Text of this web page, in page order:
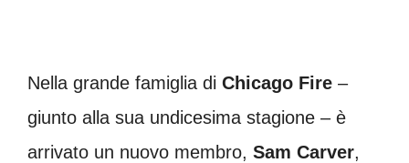
Nella grande famiglia di Chicago Fire –
giunto alla sua undicesima stagione – è
arrivato un nuovo membro, Sam Carver,